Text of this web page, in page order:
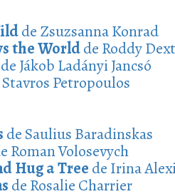
de Zsuzsanna Konrad
the Worldde Roddy
de Jákob Ladányi Jancsó
Petropoulos
de Saulius Baradinskas
Roman Volosevych
Hug a Tree de Irina
de Rosalie Charrier